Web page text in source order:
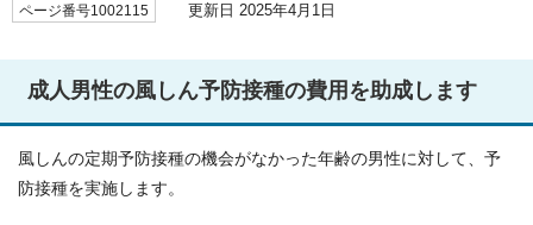
ページ番号1002115 更新日 2025年4月1日
成人男性の風しん予防接種の費用を助成します
風しんの定期予防接種の機会がなかった年齢の男性に対して、予
防接種を実施します。